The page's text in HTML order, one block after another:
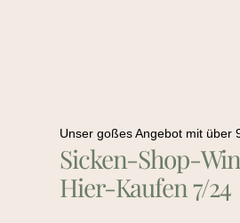
Unser goßes Angebot mit über
Sicken-Shop-
Hier-Kaufen 7/24